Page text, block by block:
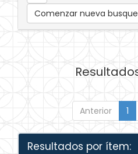
Comenzar nueva
Anterior 1
Resultados por ítem: